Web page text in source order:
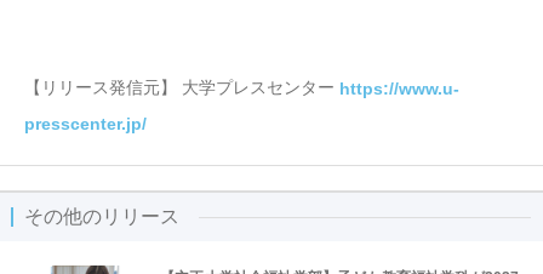
【リリース発信元】 大学プレスセンター https://www.u-
presscenter.jp/
その他のリリース